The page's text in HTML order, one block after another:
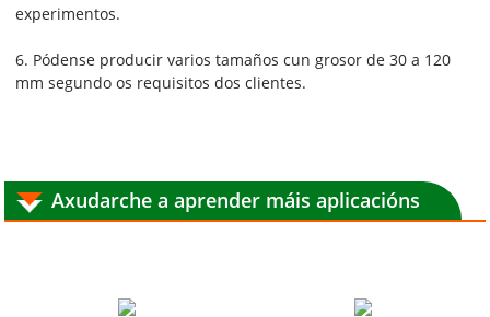
experimentos.
6. Pódense producir varios tamaños cun grosor de 30 a 120
mm segundo os requisitos dos clientes.
Axudarche a aprender máis aplicacións